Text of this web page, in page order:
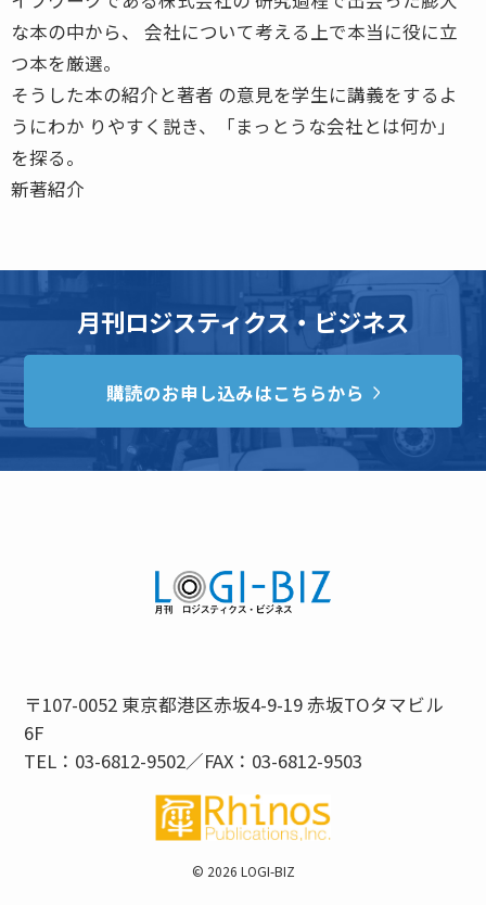
な本の中から、 会社について考える上で本当に役に立
つ本を厳選。
そうした本の紹介と著者 の意見を学生に講義をするよ
うにわか りやすく説き、「まっとうな会社とは何か」
を探る。
新著紹介
月刊ロジスティクス・ビジネス
購読のお申し込みはこちらから
〒107-0052 東京都港区赤坂4-9-19 赤坂TOタマビル
6F
TEL：03-6812-9502／FAX：03-6812-9503
© 2026 LOGI-BIZ